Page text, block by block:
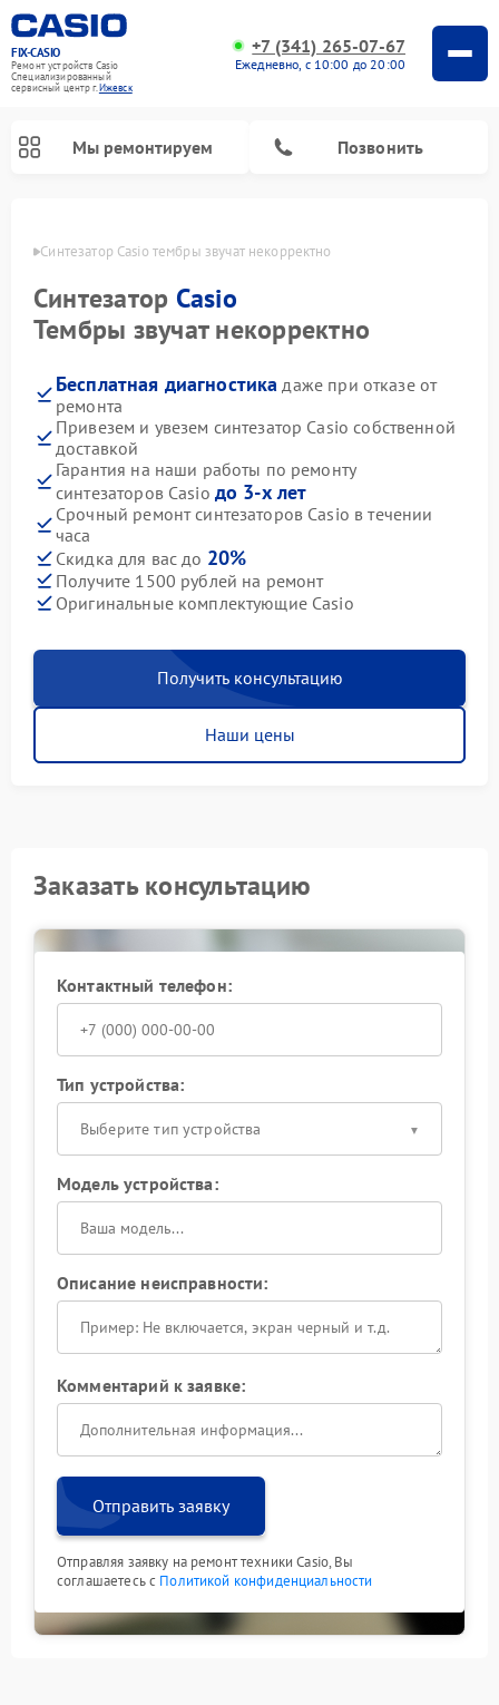
FIX-CASIO
Ремонт устройств Casio
Специализированный
cервисный центр г.Ижевск
+7 (341) 265-07-67
Ежедневно, с 10:00 до 20:00
Мы ремонтируем Позвонить
Синтезатор Casio тембры звучат некорректно
Синтезатор Casio
Тембры звучат некорректно
Бесплатная диагностика даже при отказе от
ремонта
Привезем и увезем синтезатор Casio собственной
доставкой
Гарантия на наши работы по ремонту
синтезаторов Casio до 3-х лет
Срочный ремонт синтезаторов Casio в течении
часа
Скидка для вас до 20%
Получите 1500 рублей на ремонт
Оригинальные комплектующие Casio
Получить консультацию
Наши цены
Заказать консультацию
Контактный телефон:
Тип устройства:
Выберите тип устройства
Модель устройства:
Описание неисправности:
Комментарий к заявке:
Отправить заявку
Отправляя заявку на ремонт техники Casio, Вы
соглашаетесь с Политикой конфиденциальности